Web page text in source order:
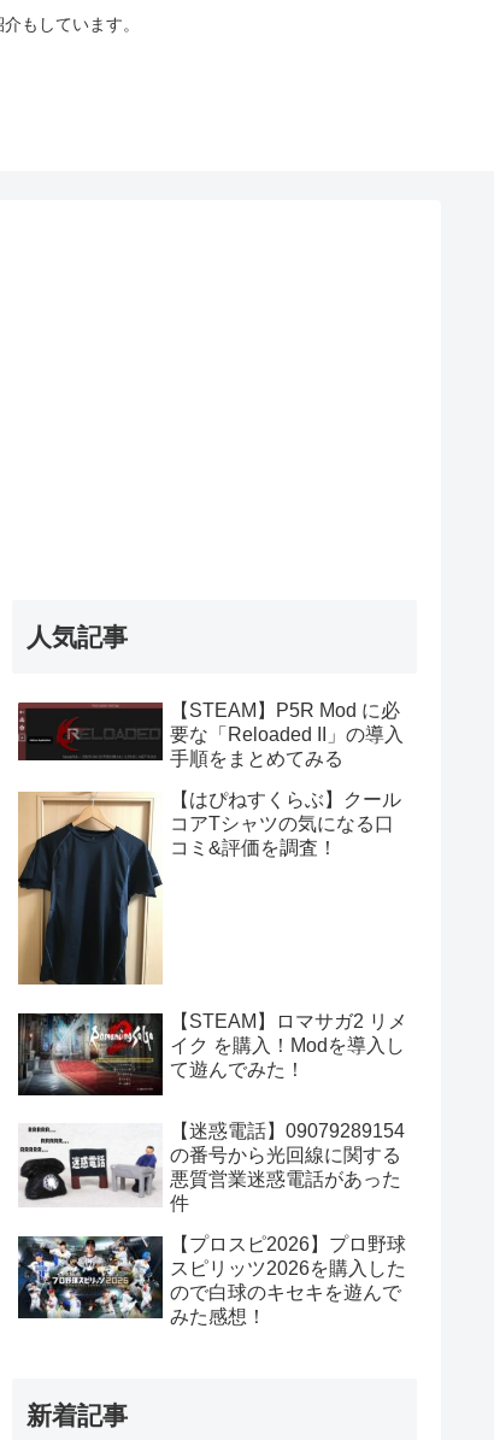
もしています。
人気記事
【STEAM】P5R Mod に必
要な「Reloaded II」の導入
手順をまとめてみる
【はぴねすくらぶ】クール
コアTシャツの気になる口
コミ&評価を調査！
【STEAM】ロマサガ2 リメ
イク を購入！Modを導入し
て遊んでみた！
【迷惑電話】09079289154
の番号から光回線に関する
悪質営業迷惑電話があった
件
【プロスピ2026】プロ野球
スピリッツ2026を購入した
ので白球のキセキを遊んで
みた感想！
新着記事